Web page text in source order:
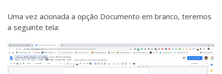
Uma vez acionada a opção Documento em branco, teremos
a seguinte tela: